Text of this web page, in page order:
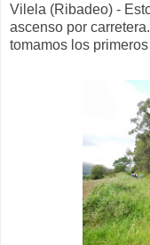
Vilela (Ribadeo) -
ascenso por
tomamos los